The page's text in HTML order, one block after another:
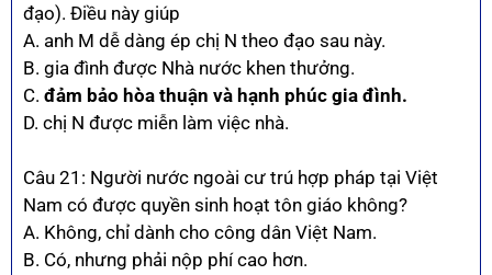
đạo). Điều này giúp
A. anh M dễ dàng ép chị N theo đạo sau này.
B. gia đình được Nhà nước khen thưởng.
C. đảm bảo hòa thuận và hạnh phúc gia đình.
D. chị N được miễn làm việc nhà.
Câu 21: Người nước ngoài cư trú hợp pháp tại Việt
Nam có được quyền sinh hoạt tôn giáo không?
A. Không, chỉ dành cho công dân Việt Nam.
B. Có, nhưng phải nộp phí cao hơn.